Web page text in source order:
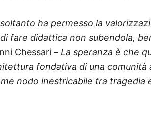
ha permesso la
fare didattica non subendola,
Chessari – La speranza è che
fondativa di una
nodo inestricabile tra tragedia